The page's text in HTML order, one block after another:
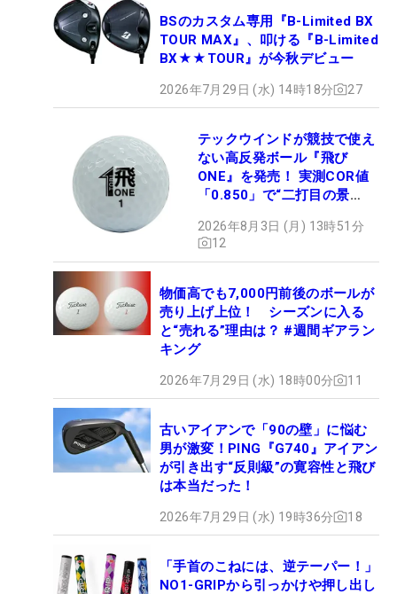
BSのカスタム専用『B-Limited BX
TOUR MAX』、叩ける『B-Limited
BX★★TOUR』が今秋デビュー
2026年7月29日 (水) 14時18分 27
テックウインドが競技で使え
ない高反発ボール『飛び
ONE』を発売！ 実測COR値
「0.850」で“二打目の景
2026年8月3日 (月) 13時51分
12
物価高でも7,000円前後のボールが
売り上げ上位！ シーズンに入る
と“売れる”理由は？ #週間ギアラン
キング
2026年7月29日 (水) 18時00分 11
古いアイアンで「90の壁」に悩む
男が激変！PING『G740』アイアン
が引き出す“反則級”の寛容性と飛び
は本当だった！
2026年7月29日 (水) 19時36分 18
「手首のこねには、逆テーパー！」
NO1-GRIPから引っかけや押し出し